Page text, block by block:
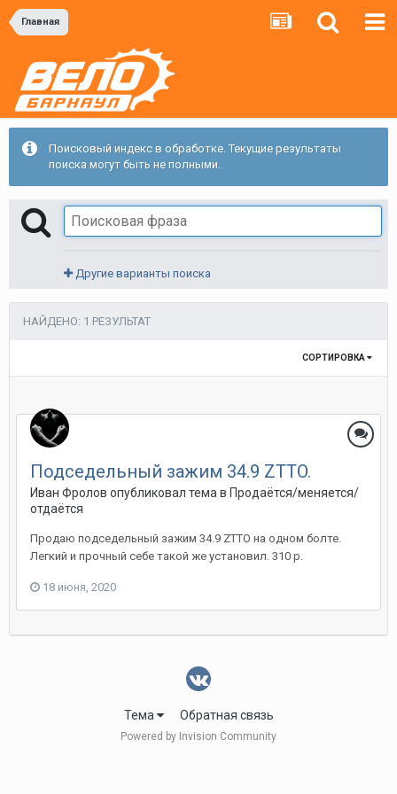
Главная
Поисковый индекс в обработке. Текущие результаты
поиска могут быть не полными.
Другие варианты поиска
НАЙДЕНО: 1 РЕЗУЛЬТАТ
СОРТИРОВКА
Подседельный зажим 34.9 ZTTO.
Иван Фролов опубликовал тема в Продаётся/меняется/
отдаётся
Продаю подседельный зажим 34.9 ZTTO на одном болте.
Легкий и прочный себе такой же установил. 310 р.
18 июня, 2020
Тема Обратная связь
Powered by Invision Community